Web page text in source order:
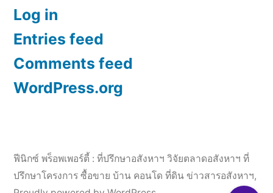
Log in
Entries feed
Comments feed
WordPress.org
ฟีนิกซ์ พร็อพเพอร์ตี้ : ที่ปรึกษาอสังหาฯ วิจัยตลาดอสังหาฯ ที่
ปรึกษาโครงการ ซื้อขาย บ้าน คอนโด ที่ดิน ข่าวสารอสังหาฯ,